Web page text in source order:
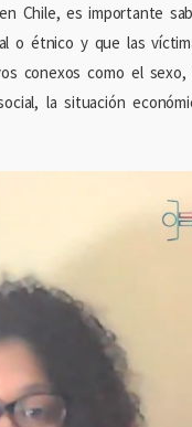
Chile, es importante
o étnico y que las
conexos como el
la situación